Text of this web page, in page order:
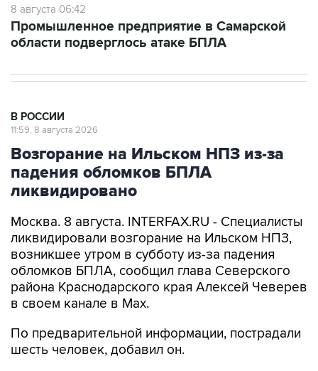
8 августа 06:42
Промышленное предприятие в Самарской
области подверглось атаке БПЛА
В РОССИИ
11:59, 8 августа 2026
Возгорание на Ильском НПЗ из-за
падения обломков БПЛА
ликвидировано
Москва. 8 августа. INTERFAX.RU - Специалисты
ликвидировали возгорание на Ильском НПЗ,
возникшее утром в субботу из-за падения
обломков БПЛА, сообщил глава Северского
района Краснодарского края Алексей Чеверев
в своем канале в Max.
По предварительной информации, пострадали
шесть человек, добавил он.